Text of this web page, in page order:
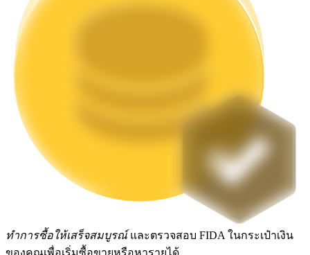
การเซ้งแบบยืดหยุ่นเพื่อรับโทเคนยอดนิยม
การล็อค BTR
การลงทุนพิเศษสำหรับผู้ถือ BTR
ทำการซื้อให้เสร็จสมบูรณ์และตรวจสอบ FIDA ในกระเป๋าเงิน
ของคุณเพื่อเริ่มซื้อขายหรือหารายได้